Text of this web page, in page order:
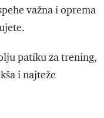
važna i oprema
patiku za trening,
i najteže